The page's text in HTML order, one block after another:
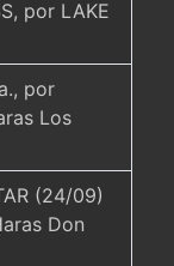
por LAKE
por
Los
(24/09)
Don